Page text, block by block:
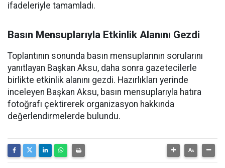
ifadeleriyle tamamladı.
Basın Mensuplarıyla Etkinlik Alanını Gezdi
Toplantının sonunda basın mensuplarının sorularını
yanıtlayan Başkan Aksu, daha sonra gazetecilerle
birlikte etkinlik alanını gezdi. Hazırlıkları yerinde
inceleyen Başkan Aksu, basın mensuplarıyla hatıra
fotoğrafı çektirerek organizasyon hakkında
değerlendirmelerde bulundu.